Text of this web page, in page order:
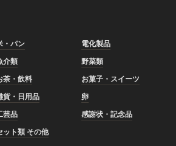
・パン
電化製品
介類
野菜類
茶・飲料
お菓子・スイーツ
貨・日用品
卵
芸品
感謝状・記念品
ット類 その他